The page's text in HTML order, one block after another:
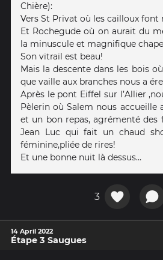
Chière):
Vers St Privat où les cailloux font
Et Rochegude où on aurait du
la minuscule et magnifique
Son vitrail est beau!
Mais la descente dans les bois
que vaille aux branches nous a
Après le pont Eiffel sur l’Allier
Pèlerin où Salem nous accueille
et un bon repas, agrémenté des
Jean Luc qui fait un chaud
féminine,pliée de rires!
Et une bonne nuit là dessus…
3
14 April 2022
Étape 3 Saugues